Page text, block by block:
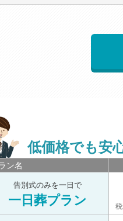
低価格でも安
ン名
告別式のみを一日で
一日葬プラン